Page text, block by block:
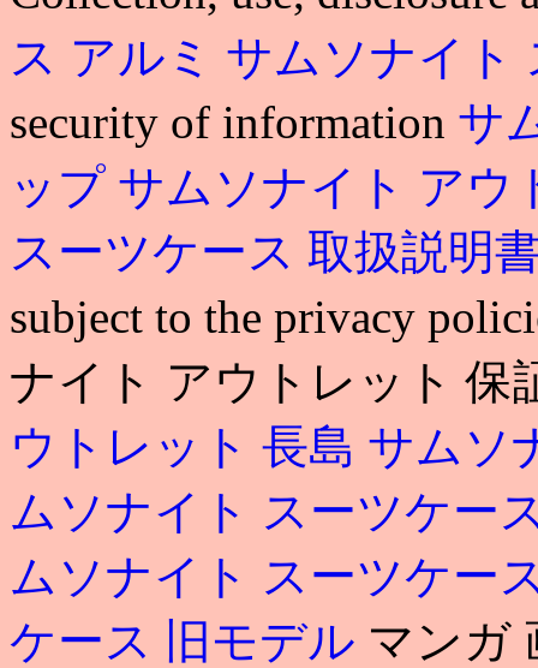
ス アルミ サムソナイト
security of information サ
ップ サムソナイト ア
スーツケース 取扱説明
subject to the privacy
ナイト アウトレット 保
ウトレット 長島 サムソ
ムソナイト スーツケー
ムソナイト スーツケー
ケース 旧モデル マンガ